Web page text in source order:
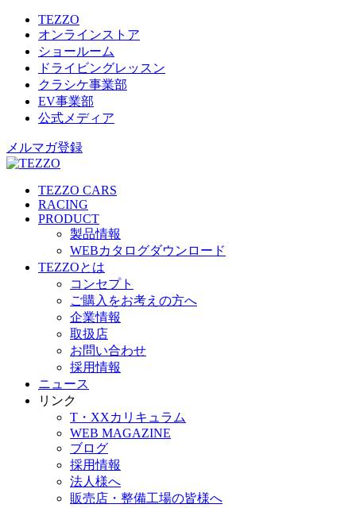
TEZZO
オンラインストア
ショールーム
ドライビングレッスン
クラシケ事業部
EV事業部
公式メディア
メルマガ登録
TEZZO CARS
RACING
PRODUCT
製品情報
WEBカタログダウンロード
TEZZOとは
コンセプト
ご購入をお考えの方へ
企業情報
取扱店
お問い合わせ
採用情報
ニュース
リンク
T・XXカリキュラム
WEB MAGAZINE
ブログ
採用情報
法人様へ
販売店・整備工場の皆様へ